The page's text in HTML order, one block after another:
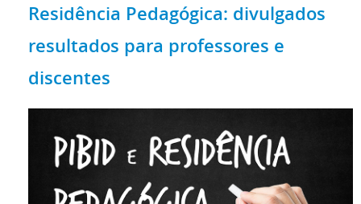
Residência Pedagógica: divulgados
resultados para professores e
discentes